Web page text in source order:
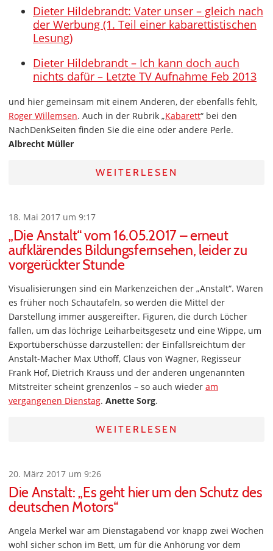
Dieter Hildebrandt: Vater unser – gleich nach
der Werbung (1. Teil einer kabarettistischen
Lesung)
Dieter Hildebrandt – Ich kann doch auch
nichts dafür – Letzte TV Aufnahme Feb 2013
und hier gemeinsam mit einem Anderen, der ebenfalls fehlt,
Roger Willemsen. Auch in der Rubrik „Kabarett“ bei den
NachDenkSeiten finden Sie die eine oder andere Perle.
Albrecht Müller
WEITERLESEN
18. Mai 2017 um 9:17
„Die Anstalt“ vom 16.05.2017 – erneut
aufklärendes Bildungsfernsehen, leider zu
vorgerückter Stunde
Visualisierungen sind ein Markenzeichen der „Anstalt“. Waren
es früher noch Schautafeln, so werden die Mittel der
Darstellung immer ausgereifter. Figuren, die durch Löcher
fallen, um das löchrige Leiharbeitsgesetz und eine Wippe, um
Exportüberschüsse darzustellen: der Einfallsreichtum der
Anstalt-Macher Max Uthoff, Claus von Wagner, Regisseur
Frank Hof, Dietrich Krauss und der anderen ungenannten
Mitstreiter scheint grenzenlos – so auch wieder am
vergangenen Dienstag. Anette Sorg.
WEITERLESEN
20. März 2017 um 9:26
Die Anstalt: „Es geht hier um den Schutz des
deutschen Motors“
Angela Merkel war am Dienstagabend vor knapp zwei Wochen
wohl sicher schon im Bett, um für die Anhörung vor dem